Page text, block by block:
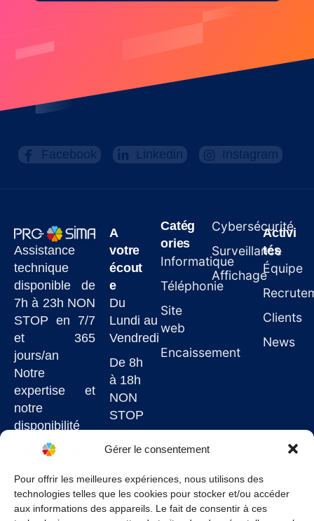
Gérer le consentement
Pour offrir les meilleures expériences, nous utilisons des
technologies telles que les cookies pour stocker et/ou accéder
aux informations des appareils. Le fait de consentir à ces
Facebook Linkedin Instagram
Assistance
technique
disponible de
7h à 23h NON
STOP en 7/7
et 365
jours/an
Notre
expertise et
notre
disponibilité
garantissent
un service de
qualité à un
juste prix.
A
votre
écout
e
Du
Lundi au
Vendredi
De 8h
à 18h
NON
STOP
Catég
ories
Informatique
Téléphonie
Site
web
Encaissement
Cybersécurité
Surveillance
Affichage
Activi
tés
Équipe
Clients
News